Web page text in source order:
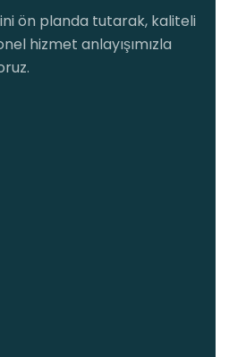
ön planda tutarak, kaliteli
hizmet anlayışımızla